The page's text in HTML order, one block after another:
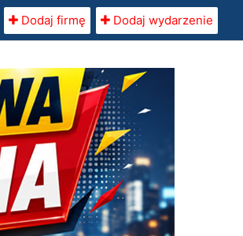
Dodaj firmę Dodaj wydarzenie